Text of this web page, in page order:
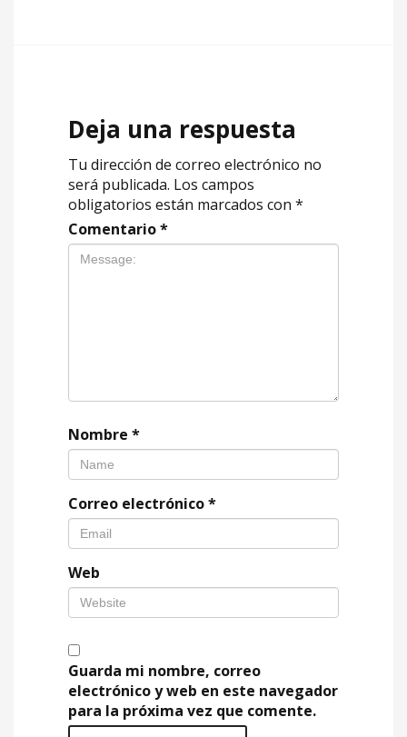
Deja una respuesta
Tu dirección de correo electrónico no
será publicada. Los campos
obligatorios están marcados con *
Comentario*
Nombre *
Correo electrónico*
Web
Guarda mi nombre, correo
electrónico y web en este navegador
para la próxima vez que comente.